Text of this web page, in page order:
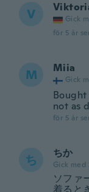
V Gick
för 5 år
M Miia
Gick
Bought
not as
för 5 år
ち ちか
Gick med
ソファ
着ると